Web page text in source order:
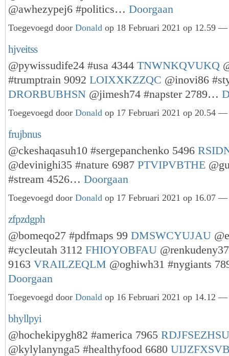
@awhezypej6 #politics… Doorgaan
Toegevoegd door Donald op 18 Februari 2021 op 12.59 —
hjveitss
@pywissudife24 #usa 4344 TNWNKQVUKQ
#trumptrain 9092 LOIXXKZZQC @inovi86
DRORBUBHSN @jimesh74 #napster 2789…
Toegevoegd door Donald op 17 Februari 2021 op 20.54 —
frujbnus
@ckeshaqasuh10 #sergepanchenko 5496
@devinighi35 #nature 6987 PTVIPVBTHE
#stream 4526… Doorgaan
Toegevoegd door Donald op 17 Februari 2021 op 16.07 —
zfpzdgph
@bomeqo27 #pdfmaps 99 DMSWCYUJAU
#cycleutah 3112 FHIOYOBFAU
9163 VRAILZEQLM @oghiwh31 #nygiants
Doorgaan
Toegevoegd door Donald op 16 Februari 2021 op 14.12 —
bhyllpyi
@hochekipygh82 #america 7965 RDJFSEZHSU
@kylylanynga5 #healthyfood 6680